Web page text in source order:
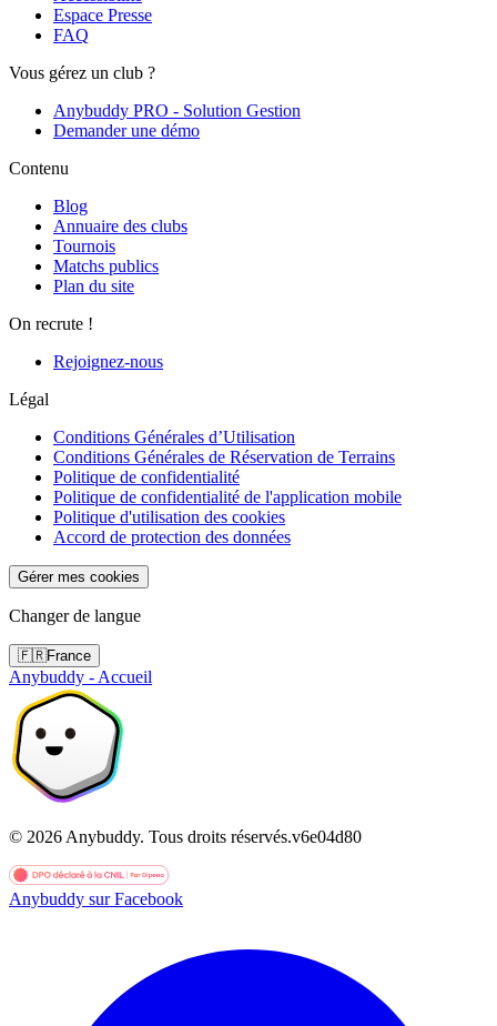
Espace Presse
FAQ
Vous gérez un club ?
Anybuddy PRO - Solution Gestion
Demander une démo
Contenu
Blog
Annuaire des clubs
Tournois
Matchs publics
Plan du site
On recrute !
Rejoignez-nous
Légal
Conditions Générales d’Utilisation
Conditions Générales de Réservation de Terrains
Politique de confidentialité
Politique de confidentialité de l'application mobile
Politique d'utilisation des cookies
Accord de protection des données
Gérer mes cookies
Changer de langue
🇫🇷France
Anybuddy - Accueil
© 2026 Anybuddy. Tous droits réservés.v6e04d80
Anybuddy sur Facebook